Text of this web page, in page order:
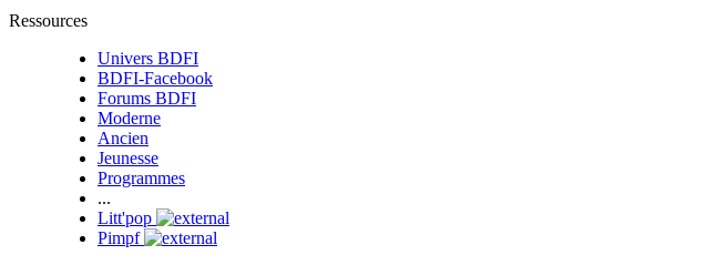
Ressources
Univers BDFI
BDFI-Facebook
Forums BDFI
Moderne
Ancien
Jeunesse
Programmes
...
Litt'pop
Pimpf